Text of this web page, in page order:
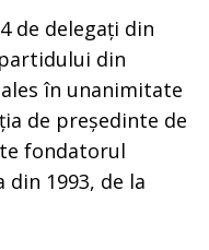
de delegați din
din
în unanimitate
de președinte de
fondatorul
1993, de la